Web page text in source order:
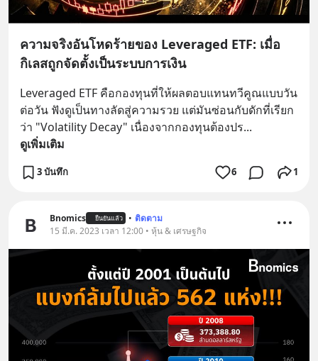
ความจริงอันโหดร้ายของ Leveraged ETF: เมื่อ
กิเลสถูกจัดตั้งเป็นระบบการเงิน
Leveraged ETF คือกองทุนที่ให้ผลตอบแทนทวีคูณแบบวัน
ต่อวัน ฟังดูเป็นทางลัดสู่ความรวย แต่มันซ่อนกับดักที่เรียก
ว่า "Volatility Decay" เนื่องจากกองทุนต้องปร...
ดูเพิ่มเติม
3 บันทึก 6 1
Bnomics ยืนยันแล้ว • ติดตาม
15 มี.ค. 2023 เวลา 12:00 • หุ้น & เศรษฐกิจ